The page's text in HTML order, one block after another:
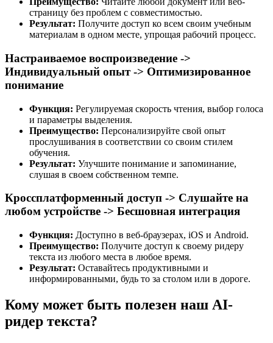
страницу без проблем с совместимостью.
Результат: Получите доступ ко всем своим учебным
материалам в одном месте, упрощая рабочий процесс.
Настраиваемое воспроизведение ->
Индивидуальный опыт -> Оптимизированное
понимание
Функция: Регулируемая скорость чтения, выбор голоса
и параметры выделения.
Преимущество: Персонализируйте свой опыт
прослушивания в соответствии со своим стилем
обучения.
Результат: Улучшите понимание и запоминание,
слушая в своем собственном темпе.
Кроссплатформенный доступ -> Слушайте на
любом устройстве -> Бесшовная интеграция
Функция: Доступно в веб-браузерах, iOS и Android.
Преимущество: Получите доступ к своему ридеру
текста из любого места в любое время.
Результат: Оставайтесь продуктивными и
информированными, будь то за столом или в дороге.
Кому может быть полезен наш AI-
ридер текста?